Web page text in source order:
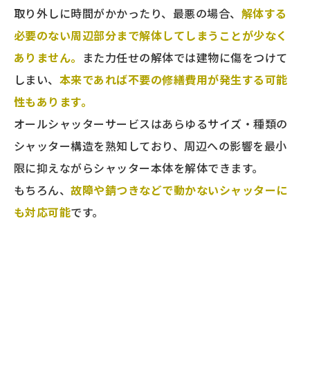
取り外しに時間がかかったり、最悪の場合、 解体する
必要のない周辺部分まで解体してしまうことが少なく
ありません。 また力任せの解体では建物に傷をつけて
しまい、 本来であれば不要の修繕費用が発生する可能
性もあります。
オールシャッターサービスはあらゆるサイズ・種類の
シャッター構造を熟知しており、周辺への影響を最小
限に抑えながらシャッター本体を解体できます。
もちろん、故障や錆つきなどで動かないシャッターに
も対応可能です。